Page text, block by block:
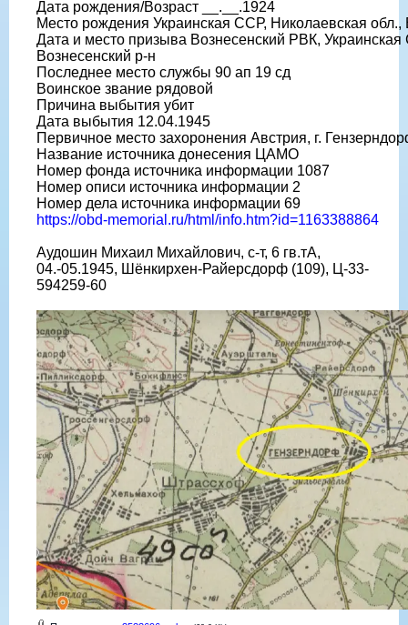
Дата рождения/Возраст __.__.1924
Место рождения Украинская ССР, Николаевская обл.,
Дата и место призыва Вознесенский РВК,
Вознесенский р-н
Последнее место службы 90 ап 19 сд
Воинское звание рядовой
Причина выбытия убит
Дата выбытия 12.04.1945
Первичное место захоронения Австрия, г.
Название источника донесения ЦАМО
Номер фонда источника информации 1087
Номер описи источника информации 2
Номер дела источника информации 69
https://obd-memorial.ru/html/info.htm?id=1163388864
Аудошин Михаил Михайлович, с-т, 6 гв.тА,
04.-05.1945, Шёнкирхен-Райерсдорф (109), Ц-33-
594259-60